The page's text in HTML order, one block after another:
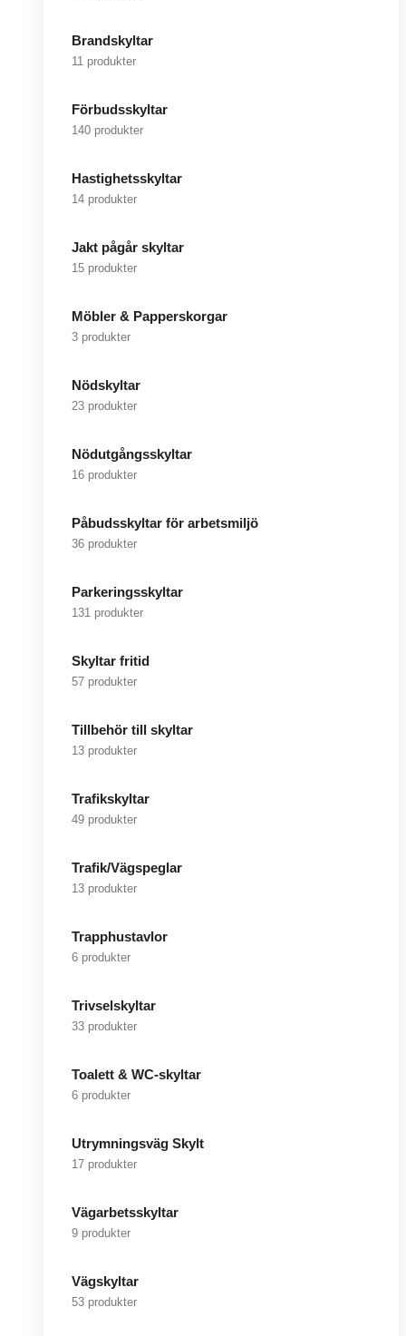
Brandskyltar
11 produkter
Förbudsskyltar
140 produkter
Hastighetsskyltar
14 produkter
Jakt pågår skyltar
15 produkter
Möbler & Papperskorgar
3 produkter
Nödskyltar
23 produkter
Nödutgångsskyltar
16 produkter
Påbudsskyltar för arbetsmiljö
36 produkter
Parkeringsskyltar
131 produkter
Skyltar fritid
57 produkter
Tillbehör till skyltar
13 produkter
Trafikskyltar
49 produkter
Trafik/Vägspeglar
13 produkter
Trapphustavlor
6 produkter
Trivselskyltar
33 produkter
Toalett & WC-skyltar
6 produkter
Utrymningsväg Skylt
17 produkter
Vägarbetsskyltar
9 produkter
Vägskyltar
53 produkter